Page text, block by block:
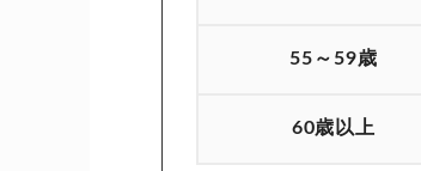
55～59歳
60歳以上